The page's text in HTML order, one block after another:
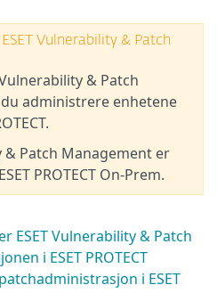
Vulnerability & Patch
& Patch
administrere enhetene
& Patch Management er
PROTECT On-Prem.
ESET Vulnerability & Patch
i ESET PROTECT
i ESET